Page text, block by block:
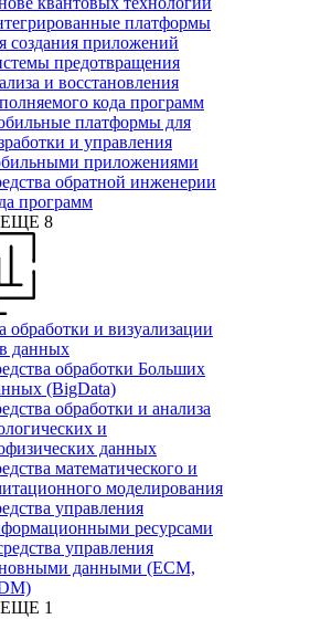
платформы
создания приложений
предотвращения
и восстановления
кода программ
платформы для
и управления
приложениями
обратной инженерии
программ
8
обработки и визуализации
данных
обработки Больших
(BigData)
обработки и анализа
и
данных
математического и
моделирования
управления
ресурсами
управления
данными (ECM,
1